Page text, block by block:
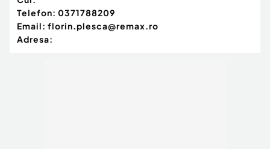
Telefon: 0371788209
Email: florin.plesca@remax.ro
Adresa: